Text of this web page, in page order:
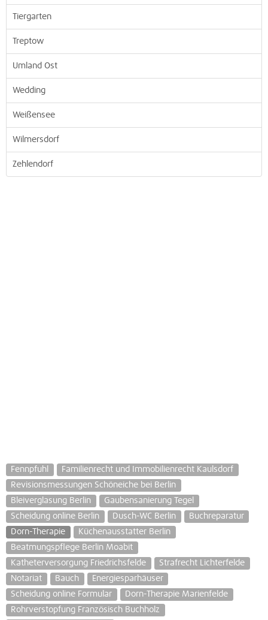
Tiergarten
Treptow
Umland Ost
Wedding
Weißensee
Wilmersdorf
Zehlendorf
Fennpfuhl
Familienrecht und Immobilienrecht Kaulsdorf
Revisionsmessungen Schöneiche bei Berlin
Bleiverglasung Berlin
Gaubensanierung Tegel
Scheidung online Berlin
Dusch-WC Berlin
Buchreparatur
Dorn-Therapie
Küchenausstatter Berlin
Beatmungspflege Berlin Moabit
Katheterversorgung Friedrichsfelde
Strafrecht Lichterfelde
Notariat
Bauch
Energiesparhäuser
Scheidung online Formular
Dorn-Therapie Marienfelde
Rohrverstopfung Französisch Buchholz